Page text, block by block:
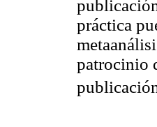
práctica
patrocinio